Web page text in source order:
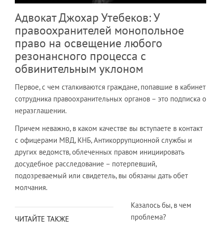
Адвокат Джохар Утебеков: У
правоохранителей монопольное
право на освещение любого
резонансного процесса с
обвинительным уклоном
Первое, с чем сталкиваются граждане, попавшие в кабинет
сотрудника правоохранительных органов – это подписка о
неразглашении.
Причем неважно, в каком качестве вы вступаете в контакт
с офицерами МВД, КНБ, Антикоррупционной службы и
других ведомств, облеченных правом инициировать
досудебное расследование – потерпевший,
подозреваемый или свидетель, вы обязаны дать обет
молчания.
ЧИТАЙТЕ ТАКЖЕ
Казалось бы, в чем
проблема?